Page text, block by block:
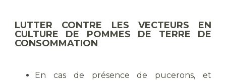
LUTTER CONTRE LES VECTEURS EN
CULTURE DE POMMES DE TERRE DE
CONSOMMATION
En cas de présence de pucerons, et